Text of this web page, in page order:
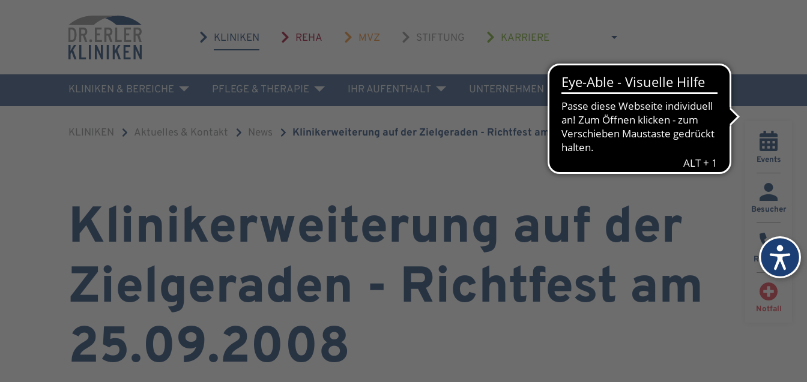
KLINIKEN REHA MVZ STIFTUNG KARRIERE
KLINIKEN & BEREICHE PFLEGE & THERAPIE IHR AUFENTHALT UNTERNEHMEN AKTUELLES & KONTAKT
Events
Besucher
Rückruf
Notfall
KLINIKEN Aktuelles & Kontakt News Klinikerweiterung auf der Zielgeraden - Richtfest am 25.09.2008
Klinikerweiterung auf der
Zielgeraden - Richtfest am
25.09.2008